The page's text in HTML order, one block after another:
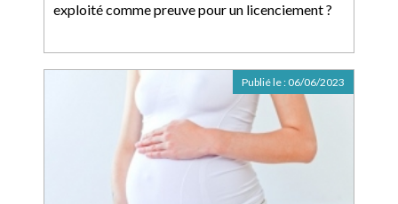
exploité comme preuve pour un licenciement ?
Publié le : 06/06/2023